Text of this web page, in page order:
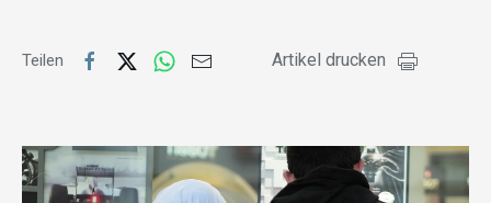
Teilen Artikel drucken